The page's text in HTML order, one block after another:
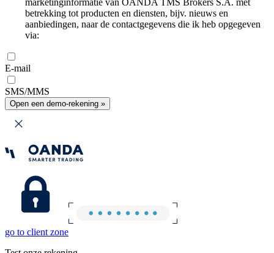
marketinginformatie van OANDA TMS Brokers S.A. met
betrekking tot producten en diensten, bijv. nieuws en
aanbiedingen, naar de contactgegevens die ik heb opgegeven
via:
E-mail
SMS/MMS
Open een demo-rekening »
go to client zone